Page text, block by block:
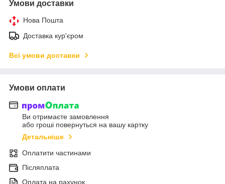
Умови доставки
Нова Пошта
Доставка кур'єром
Всі умови доставки
Умови оплати
Ви отримаєте замовлення
або гроші повернуться на вашу картку
Детальніше
Оплатити частинами
Післяплата
Оплата на рахунок